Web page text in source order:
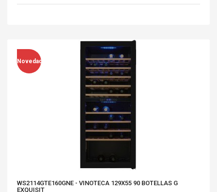
Novedad
WS2114GTE160GNE - VINOTECA 129X55 90 BOTELLAS G
EXQUISIT